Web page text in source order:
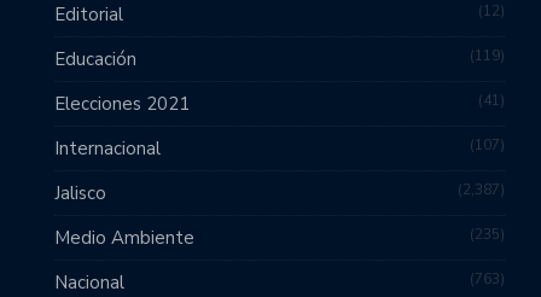
Editorial 12
Educación 119
Elecciones 2021 41
Internacional 107
Jalisco 2,387
Medio Ambiente 235
Nacional 763